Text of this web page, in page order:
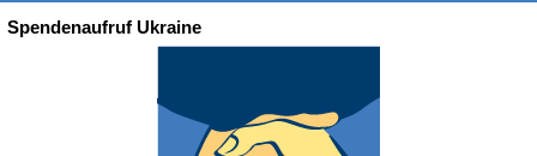
Spendenaufruf Ukraine